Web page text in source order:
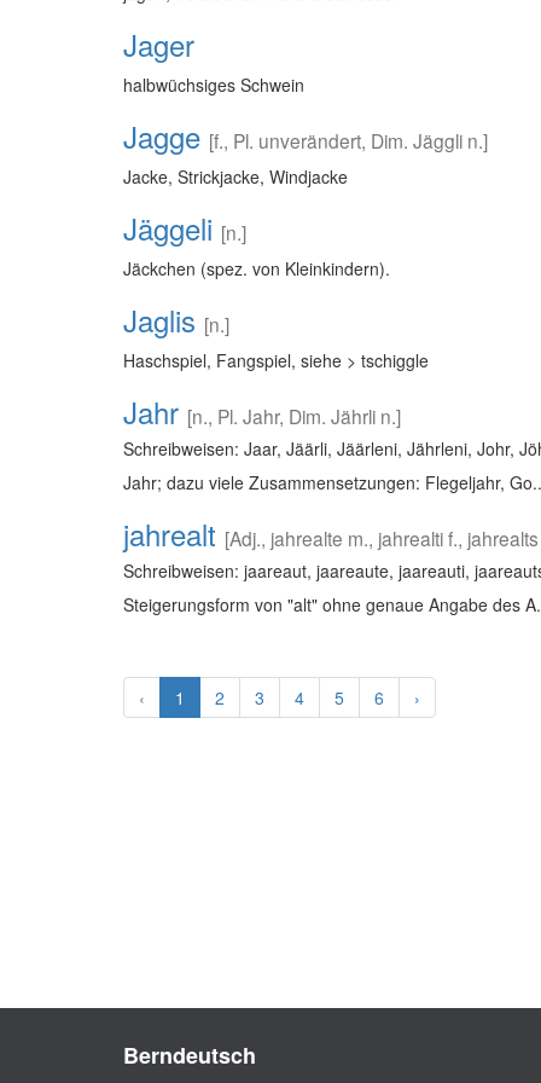
Jager
halbwüchsiges Schwein
Jagge [f., Pl. unverändert, Dim. Jäggli n.]
Jacke, Strickjacke, Windjacke
Jäggeli [n.]
Jäckchen (spez. von Kleinkindern).
Jaglis [n.]
Haschspiel, Fangspiel, siehe > tschiggle
Jahr [n., Pl. Jahr, Dim. Jährli n.]
Schreibweisen: Jaar, Jäärli, Jäärleni, Jährleni, Johr,
Jahr; dazu viele Zusammensetzungen: Flegeljahr,
jahrealt [Adj., jahrealte m., jahrealti f.,
Schreibweisen: jaareaut, jaareaute, jaareauti,
Steigerungsform von "alt" ohne genaue Angabe des
‹ 1 2 3 4 5 6 ›
Berndeutsch